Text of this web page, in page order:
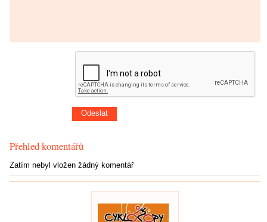
Přehled komentářů
Zatím nebyl vložen žádný komentář